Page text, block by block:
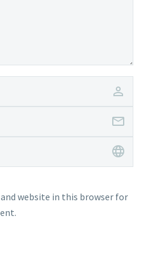
website in this browser for